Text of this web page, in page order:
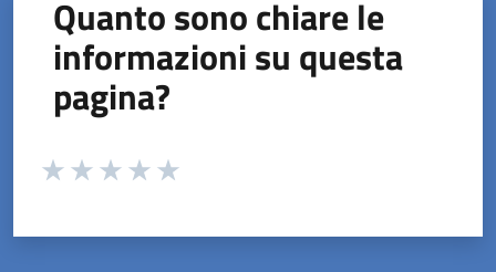
Quanto sono chiare le
informazioni su questa
pagina?
Valuta da 1 a 5 stelle la pagina